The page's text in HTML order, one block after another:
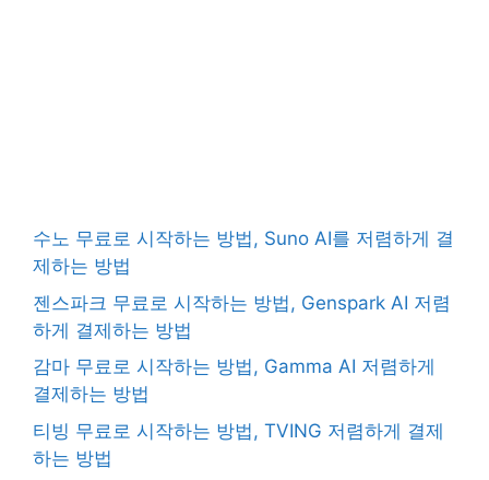
수노 무료로 시작하는 방법, Suno AI를 저렴하게 결
제하는 방법
젠스파크 무료로 시작하는 방법, Genspark AI 저렴
하게 결제하는 방법
감마 무료로 시작하는 방법, Gamma AI 저렴하게
결제하는 방법
티빙 무료로 시작하는 방법, TVING 저렴하게 결제
하는 방법